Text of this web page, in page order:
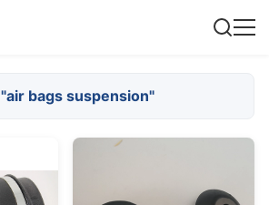
"air bags suspension"